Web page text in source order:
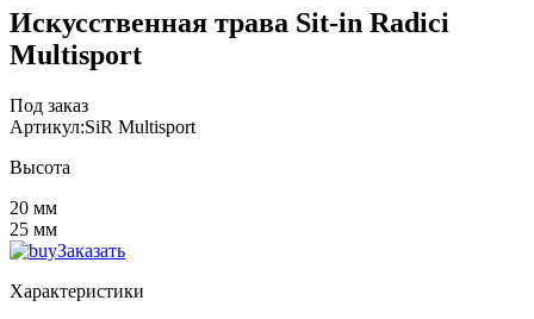
Искусственная трава Sit-in Radici
Multisport
Под заказ
Артикул:SiR Multisport
Высота
20 мм
25 мм
Заказать
Характеристики